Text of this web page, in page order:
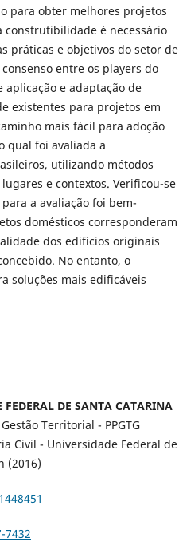
para obter melhores projetos
construtibilidade é necessário
práticas e objetivos do setor de
entre os players do
e adaptação de
existentes para projetos em
mais fácil para adoção
qual foi avaliada a
utilizando métodos
e contextos. Verificou-se
a avaliação foi bem-
domésticos corresponderam
dos edifícios originais
No entanto, o
soluções mais edificáveis
DE SANTA CATARINA
Territorial - PPGTG
Civil - Universidade Federal de
(2016)
7432